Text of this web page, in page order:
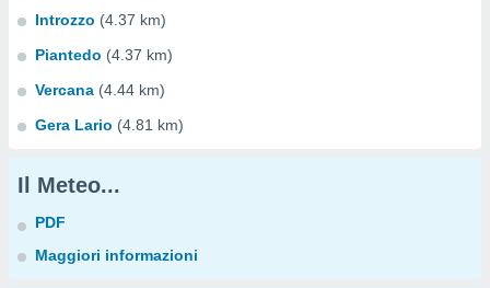
Introzzo (4.37 km)
Piantedo (4.37 km)
Vercana (4.44 km)
Gera Lario (4.81 km)
Il Meteo...
PDF
Maggiori informazioni